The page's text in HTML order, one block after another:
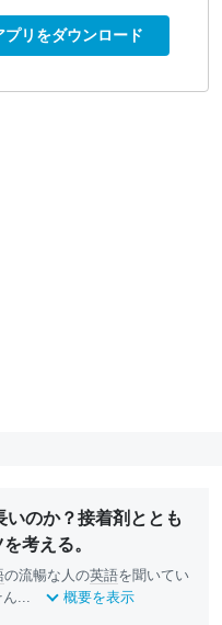
プリをダウンロード
のか？接着剤ととも
考える。
の流暢な人の英語を聞いてい
ん... 概要を表示